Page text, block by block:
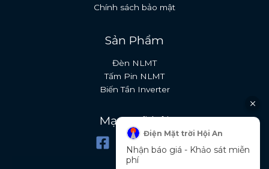
Chính sách bảo mật
Sản Phẩm
Đèn NLMT
Tấm Pin NLMT
Biến Tần Inverter
Mạng xã hội
Điện Mặt trời Hội An
Nhận báo giá - Khảo sát miễn
phí